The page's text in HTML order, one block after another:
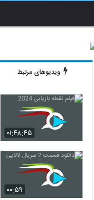
ویدیوهای مرتبط
۰۱:۴۸:۴۵
۰۰:۵۹